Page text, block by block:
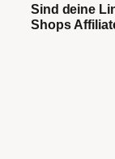
Sind deine
Shops